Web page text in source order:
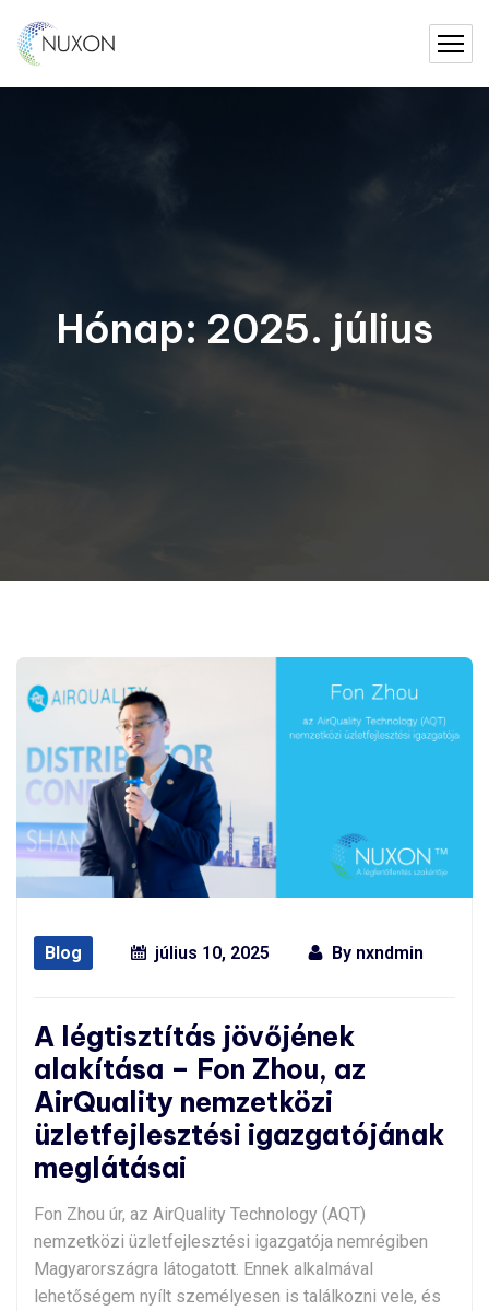
Hónap:2025. július
Blog július 10, 2025 By nxndmin
A légtisztítás jövőjének
alakítása – Fon Zhou, az
AirQuality nemzetközi
üzletfejlesztési igazgatójának
meglátásai
Fon Zhou úr, az AirQuality Technology (AQT)
nemzetközi üzletfejlesztési igazgatója nemrégiben
Magyarországra látogatott. Ennek alkalmával
lehetőségem nyílt személyesen is találkozni vele, és